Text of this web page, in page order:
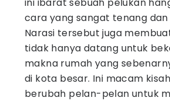
cara yang sangat tenang
Narasi tersebut juga
tidak hanya datang untuk
makna rumah yang
di kota besar. Ini macam
berubah pelan-pelan untuk